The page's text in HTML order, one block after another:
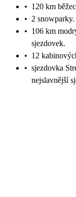
• 120 km
• 2 snowparky.
• 106 km
sjezdovek.
• 12
• sjezdovka
nejslavnější